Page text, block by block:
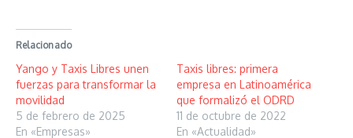
Relacionado
Yango y Taxis Libres unen
fuerzas para transformar la
movilidad
5 de febrero de 2025
En «Empresas»
Taxis libres: primera
empresa en Latinoamérica
que formalizó el ODRD
11 de octubre de 2022
En «Actualidad»